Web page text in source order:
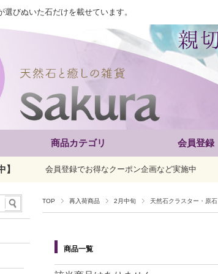
びぬいた石だけを載せています。
商品カテゴリ 会員登録
】 会員登録でお得なクーポン企画など実施中
TOP 再入荷商品 2月中旬 天然石クラスター・原石
商品一覧